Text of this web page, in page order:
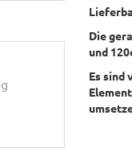
Die
und
Es sind